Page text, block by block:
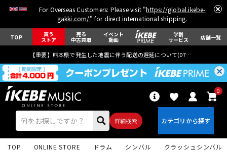
For Overseas Customers: Please visit "https://global.ikebe-
gakki.com/" for direct international shipping.
TOP 買う
ストア
売る
中古買取
イベント
動画
学割
サービス 店舗一覧
【重要】熊本県で発生した地震に伴う配送の遅延について(07月29日
詳細検索
0
TOP ONLINE STORE ドラム シンバル クラッシュシンバル